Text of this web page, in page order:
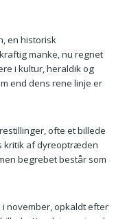
en historisk
manke, nu regnet
i kultur, heraldik og
end dens rene linje er
ofte et billede
kritik af dyreoptræden
begrebet består som
november, opkaldt efter